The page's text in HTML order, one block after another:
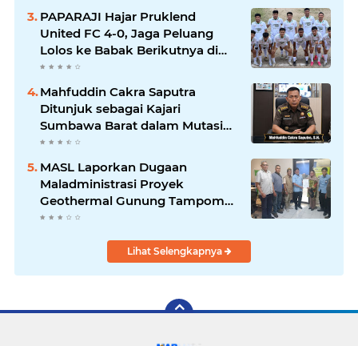
PAPARAJI Hajar Pruklend
United FC 4-0, Jaga Peluang
Lolos ke Babak Berikutnya di
Turnamen 165 Cup HKBP
Mahfuddin Cakra Saputra
Ditunjuk sebagai Kajari
Sumbawa Barat dalam Mutasi
Kejaksaan Agung
MASL Laporkan Dugaan
Maladministrasi Proyek
Geothermal Gunung Tampomas
ke Ombudsman dan BPKP
Lihat Selengkapnya